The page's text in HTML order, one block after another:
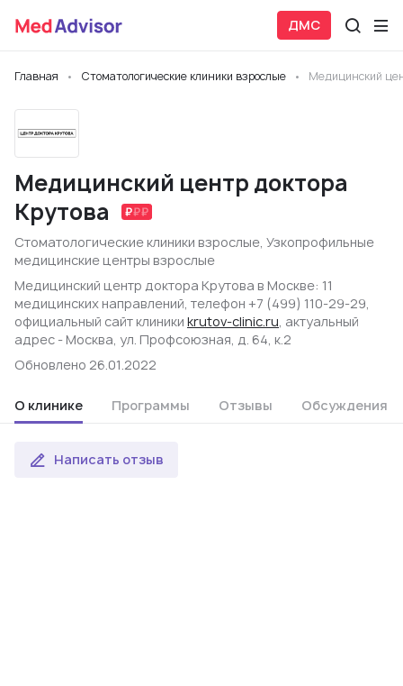
ДМС
Главная Стоматологические клиники взрослые Медицинский
Медицинский центр доктора
Крутова
Стоматологические клиники взрослые, Узкопрофильные
медицинские центры взрослые
Медицинский центр доктора Крутова в Москве: 11
медицинских направлений, телефон +7 (499) 110-29-29,
официальный сайт клиники krutov-clinic.ru, актуальный
адрес - Москва, ул. Профсоюзная, д. 64, к.2
Обновлено 26.01.2022
О клинике Программы Отзывы Обсуждения
Написать отзыв